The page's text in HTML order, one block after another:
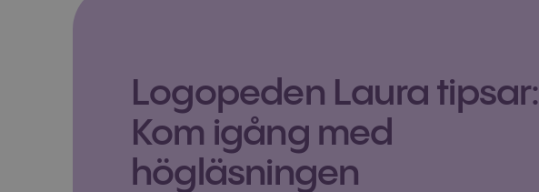
Logopeden Laura tipsar:
Kom igång med
högläsningen